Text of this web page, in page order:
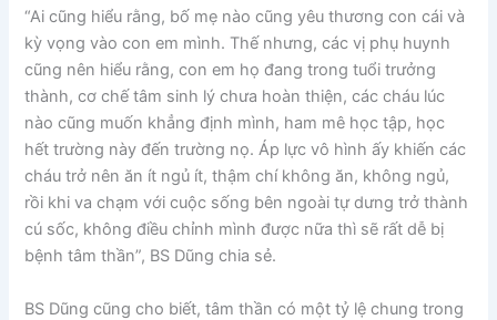
“Ai cũng hiểu rằng, bố mẹ nào cũng yêu thương con cái và
kỳ vọng vào con em mình. Thế nhưng, các vị phụ huynh
cũng nên hiểu rằng, con em họ đang trong tuổi trưởng
thành, cơ chế tâm sinh lý chưa hoàn thiện, các cháu lúc
nào cũng muốn khẳng định mình, ham mê học tập, học
hết trường này đến trường nọ. Áp lực vô hình ấy khiến các
cháu trở nên ăn ít ngủ ít, thậm chí không ăn, không ngủ,
rồi khi va chạm với cuộc sống bên ngoài tự dưng trở thành
cú sốc, không điều chỉnh mình được nữa thì sẽ rất dễ bị
bệnh tâm thần”, BS Dũng chia sẻ.
BS Dũng cũng cho biết, tâm thần có một tỷ lệ chung trong